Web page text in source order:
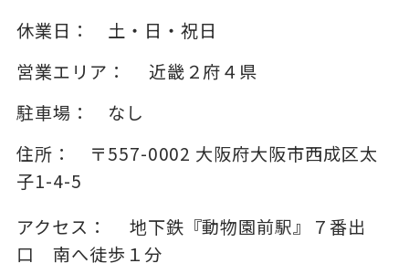
休業日：
土・日・祝日
営業エリア：
近畿２府４県
駐車場：
なし
住所：
〒557-0002 大阪府大阪市西成区太
子1-4-5
アクセス：
地下鉄『動物園前駅』７番出
口 南へ徒歩１分